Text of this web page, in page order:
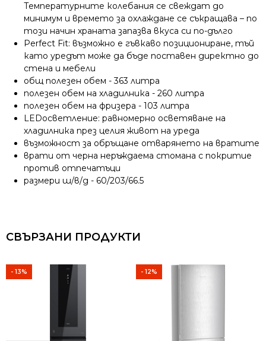
Температурните колебания се свеждат до
минимум и времето за охлаждане се съкращава – по
този начин храната запазва вкуса си по-дълго
Perfect Fit: възможно е гъвкаво позициониране, тъй
като уредът може да бъде поставен директно до
стена и мебели
общ полезен обем - 363 литра
полезен обем на хладилника - 260 литра
полезен обем на фризера - 103 литра
LEDосветление: равномерно осветяване на
хладилника през целия живот на уреда
възможност за обръщане отварянето на вратите
врати от черна неръждаема стомана с покритие
против отпечатъци
размери ш/в/д - 60/203/66.5
СВЪРЗАНИ ПРОДУКТИ
- 13% - 12%